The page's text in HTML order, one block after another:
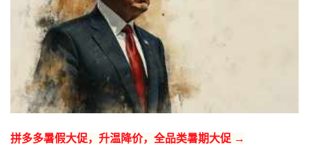
拼多多暑假大促，升温降价，全品类暑期大促 →